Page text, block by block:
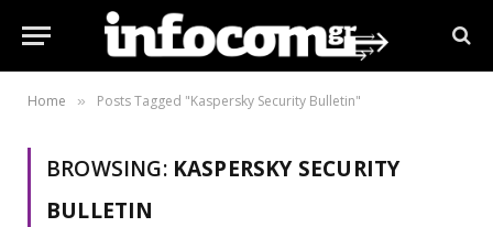
Home » Posts Tagged "Kaspersky Security Bulletin"
BROWSING: KASPERSKY SECURITY
BULLETIN